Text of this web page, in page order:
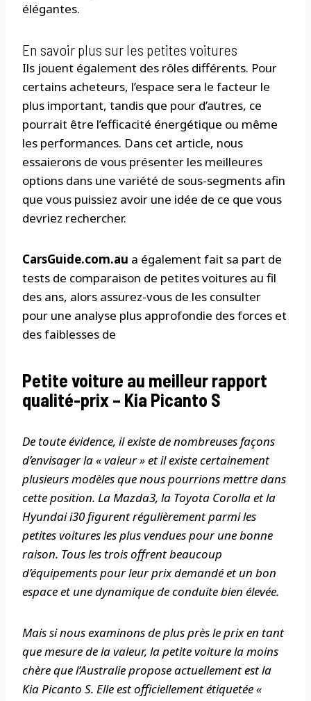
élégantes.
En savoir plus sur les petites voitures
Ils jouent également des rôles différents. Pour
certains acheteurs, l’espace sera le facteur le
plus important, tandis que pour d’autres, ce
pourrait être l’efficacité énergétique ou même
les performances. Dans cet article, nous
essaierons de vous présenter les meilleures
options dans une variété de sous-segments afin
que vous puissiez avoir une idée de ce que vous
devriez rechercher.
CarsGuide.com.au a également fait sa part de
tests de comparaison de petites voitures au fil
des ans, alors assurez-vous de les consulter
pour une analyse plus approfondie des forces et
des faiblesses de
Petite voiture au meilleur rapport
qualité-prix – Kia Picanto S
De toute évidence, il existe de nombreuses façons
d’envisager la « valeur » et il existe certainement
plusieurs modèles que nous pourrions mettre dans
cette position. La Mazda3, la Toyota Corolla et la
Hyundai i30 figurent régulièrement parmi les
petites voitures les plus vendues pour une bonne
raison. Tous les trois offrent beaucoup
d’équipements pour leur prix demandé et un bon
espace et une dynamique de conduite bien élevée.
Mais si nous examinons de plus près le prix en tant
que mesure de la valeur, la petite voiture la moins
chère que l’Australie propose actuellement est la
Kia Picanto S. Elle est officiellement étiquetée «